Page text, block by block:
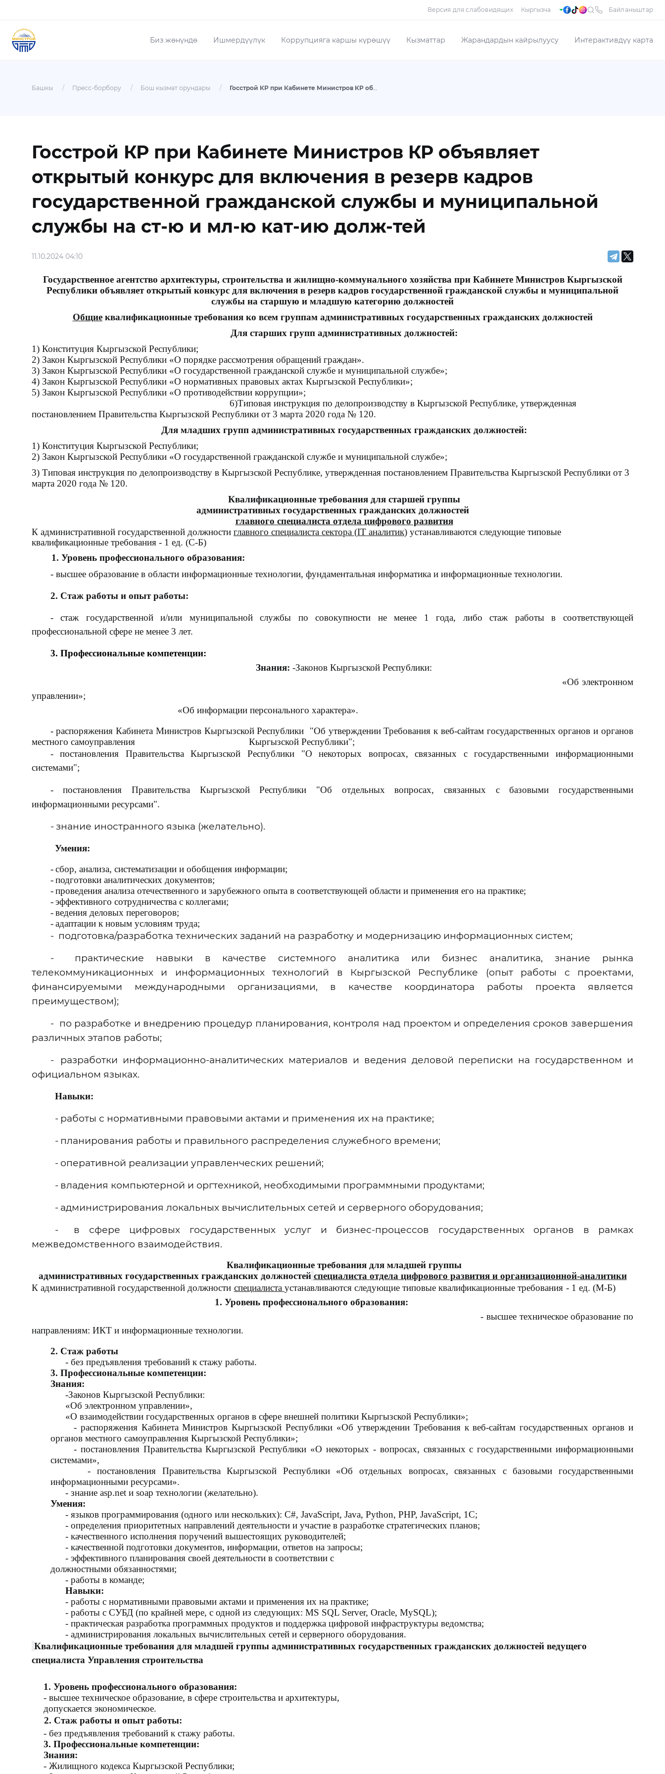
Версия для слабовидящих Байланыштар
Биз жөнүндө Ишмердүүлүк Коррупцияга каршы күрөшүү Кызматтар Жарандардын кайрылуусу Интерактивдүү карта
Башкы / Пресс-борбору / Бош кызмат орундары / Госстрой КР при Кабинете Министров КР объявляет открытый конкурс для включения в резерв кадров государственной гражданской службы и муниципальной службы на ст-ю и мл-ю кат-ию долж-тей
Госстрой КР при Кабинете Министров КР объявляет
открытый конкурс для включения в резерв кадров
государственной гражданской службы и муниципальной
службы на ст-ю и мл-ю кат-ию долж-тей
11.10.2024 04:10
Государственное агентство архитектуры, строительства и жилищно-коммунального хозяйства при Кабинете Министров Кыргызской
Республики объявляет открытый конкурс для включения в резерв кадров государственной гражданской службы и муниципальной
службы на старшую и младшую категорию должностей
Общиеквалификационные требования ко всем группам административных государственных гражданских должностей
Для старших групп административных должностей:
1) Конституция Кыргызской Республики;
2) Закон Кыргызской Республики «О порядке рассмотрения обращений граждан».
3) Закон Кыргызской Республики «О государственной гражданской службе и муниципальной службе»;
4) Закон Кыргызской Республики «О нормативных правовых актах Кыргызской Республики»;
5) Закон Кыргызской Республики «О противодействии коррупции»;
6)Типовая инструкция по делопроизводству в Кыргызской Республике, утвержденная
постановлением Правительства Кыргызской Республики от 3 марта 2020 года № 120.
Для младших групп административных государственных гражданских должностей:
1) Конституция Кыргызской Республики;
2) Закон Кыргызской Республики «О государственной гражданской службе и муниципальной службе»;
3) Типовая инструкция по делопроизводству в Кыргызской Республике, утвержденная постановлением Правительства Кыргызской Республики от 3
марта 2020 года № 120.
Квалификационные требования длястаршей группы
административных государственных гражданских должностей
главного специалиста отдела цифрового развития
К административной государственной должности главного специалиста сектора (IT аналитик) устанавливаются следующие типовые
квалификационные требования - 1 ед. (С-Б)
1. Уровень профессионального образования:
- высшее образование в области информационные технологии, фундаментальная информатика и информационные технологии.
2. Стаж работы и опыт работы:
- стаж государственной и/или муниципальной службы по совокупности не менее 1 года, либо стаж работы в соответствующей
профессиональной сфере не менее 3 лет.
3. Профессиональные компетенции:
Знания: -Законов Кыргызской Республики:
«Об электронном
управлении»;
«Об информации персонального характера».
- распоряжения Кабинета Министров Кыргызской Республики "Об утверждении Требования к веб-сайтам государственных органов и органов
местного самоуправления Кыргызской Республики";
- постановления Правительства Кыргызской Республики "О некоторых вопросах, связанных с государственными информационными
системами";
- постановления Правительства Кыргызской Республики "Об отдельных вопросах, связанных с базовыми государственными
информационными ресурсами".
-знание иностранного языка (желательно).
Умения:
- сбор, анализа, систематизации и обобщения информации;
- подготовки аналитических документов;
- проведения анализа отечественного и зарубежного опыта в соответствующей области и применения его на практике;
- эффективного сотрудничества с коллегами;
- ведения деловых переговоров;
- адаптации к новым условиям труда;
- подготовка/разработка технических заданий на разработку и модернизацию информационных систем;
-
практические навыки в качестве системного аналитика или бизнес аналитика, знание рынка
телекоммуникационных и информационных технологий в Кыргызской Республике (опыт работы с проектами,
финансируемыми международными организациями, в качестве координатора работы проекта является
преимуществом);
- по разработке и внедрению процедур планирования, контроля над проектом и определения сроков завершения
различных этапов работы;
-
разработки информационно-аналитических материалов и ведения деловой переписки на государственном и
официальном языках.
Навыки:
- работы с нормативными правовыми актами и применения их на практике;
- планирования работы и правильного распределения служебного времени;
- оперативной реализации управленческих решений;
- владения компьютерной и оргтехникой, необходимыми программными продуктами;
- администрирования локальных вычислительных сетей и серверного оборудования;
-
в сфере цифровых государственных услуг и бизнес-процессов государственных органов в рамках
межведомственного взаимодействия.
Квалификационные требования для младшей группы
административных государственных гражданских должностей специалиста отдела цифрового развития и организационной-аналитики
К административной государственной должности специалиста устанавливаются следующие типовые квалификационные требования - 1 ед. (М-Б)
1. Уровень профессионального образования:
- высшее техническое образование по
направлениям: ИКТ и информационные технологии.
2. Стаж работы
- без предъявления требований к стажу работы.
3. Профессиональные компетенции:
Знания:
-Законов Кыргызской Республики:
«Об электронном управлении»,
«О взаимодействии государственных органов в сфере внешней политики Кыргызской Республики»;
- распоряжения Кабинета Министров Кыргызской Республики «Об утверждении Требования к веб-сайтам государственных органов и
органов местного самоуправления Кыргызской Республики»;
- постановления Правительства Кыргызской Республики «О некоторых - вопросах, связанных с государственными информационными
системами»,
-
постановления Правительства Кыргызской Республики «Об отдельных
вопросах, связанных с базовыми государственными
информационными ресурсами».
- знание asp.net и soap технологии (желательно).
Умения:
- языков программирования (одного или нескольких): C#, JavaScript, Java, Python, PHP, JavaScript, 1C;
- определения приоритетных направлений деятельности и участие в разработке стратегических планов;
- качественного исполнения поручений вышестоящих руководителей;
- качественной подготовки документов, информации, ответов на запросы;
- эффективного планирования своей деятельности в соответствии с
должностными обязанностями;
- работы в команде;
Навыки:
- работы с нормативными правовыми актами и применения их на практике;
- работы с СУБД (по крайней мере, с одной из следующих: MS SQL Server, Oracle, MySQL);
- практическая разработка программных продуктов и поддержка цифровой инфраструктуры ведомства;
- администрирования локальных вычислительных сетей и серверного оборудования.
Квалификационные требования для младшей группы административных государственных гражданских должностей ведущего
специалиста Управления строительства
1. Уровень профессионального образования:
- высшее техническое образование, в сфере строительства и архитектуры,
допускается экономическое.
2. Стаж работы и опыт работы:
- без предъявления требований к стажу работы.
3. Профессиональные компетенции:
Знания:
- Жилищного кодекса Кыргызской Республики;